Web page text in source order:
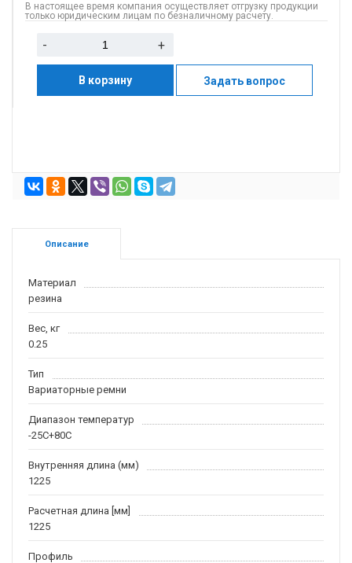
В настоящее время компания осуществляет отгрузку продукции
только юридическим лицам по безналичному расчету.
- +
В корзину Задать вопрос
Описание
Материал
резина
Вес, кг
0.25
Тип
Вариаторные ремни
Диапазон температур
-25С+80С
Внутренняя длина (мм)
1225
Расчетная длина [мм]
1225
Профиль